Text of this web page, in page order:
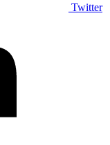
Twitter